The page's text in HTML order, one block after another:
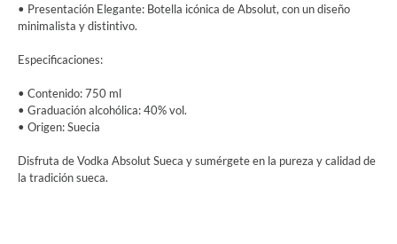
• Presentación Elegante: Botella icónica de Absolut, con un diseño
minimalista y distintivo.
Especificaciones:
• Contenido: 750 ml
• Graduación alcohólica: 40% vol.
• Origen: Suecia
Disfruta de Vodka Absolut Sueca y sumérgete en la pureza y calidad de
la tradición sueca.